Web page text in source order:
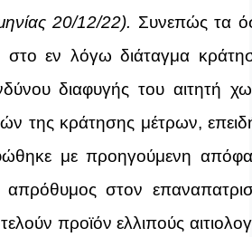
20/12/22). Συνεπώς τα
στο εν λόγω διάταγμα
διαφυγής του αιτητή
της κράτησης μέτρων,
με προηγούμενη
απρόθυμος στον
προϊόν ελλιπούς